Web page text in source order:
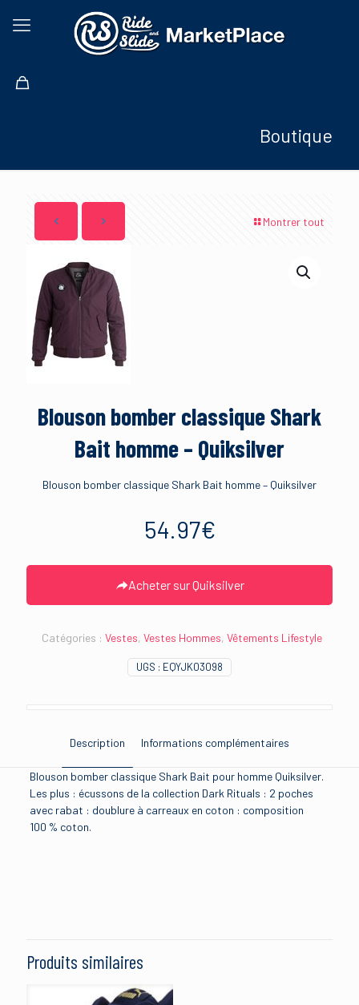
Boutique
Montrer tout
Blouson bomber classique Shark
Bait homme – Quiksilver
Blouson bomber classique Shark Bait homme – Quiksilver
54.97€
Acheter sur Quiksilver
UGS : EQYJK03098
Catégories : Vestes, Vestes Hommes, Vêtements Lifestyle
Description Informations complémentaires
Blouson bomber classique Shark Bait pour homme Quiksilver.
Les plus : écussons de la collection Dark Rituals : 2 poches
avec rabat : doublure à carreaux en coton : composition
100 % coton.
Produits similaires